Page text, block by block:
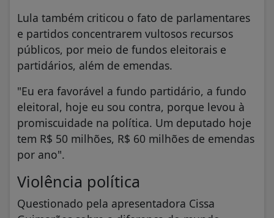
Lula também criticou o fato de parlamentares
e partidos concentrarem vultosos recursos
públicos, por meio de fundos eleitorais e
partidários, além de emendas.
"Eu era favorável a fundo partidário, a fundo
eleitoral, hoje eu sou contra, porque levou à
promiscuidade na política. Um deputado hoje
tem R$ 50 milhões, R$ 60 milhões de emendas
por ano".
Violência política
Questionado pela apresentadora Cissa